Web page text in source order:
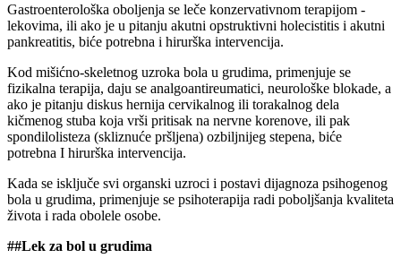
Gastroenterološka oboljenja se leče konzervativnom terapijom -
lekovima, ili ako je u pitanju akutni opstruktivni holecistitis i akutni
pankreatitis, biće potrebna i hirurška intervencija.
Kod mišićno-skeletnog uzroka bola u grudima, primenjuje se
fizikalna terapija, daju se analgoantireumatici, neurološke blokade, a
ako je pitanju diskus hernija cervikalnog ili torakalnog dela
kičmenog stuba koja vrši pritisak na nervne korenove, ili pak
spondilolisteza (skliznuće pršljena) ozbiljnijeg stepena, biće
potrebna I hirurška intervencija.
Kada se isključe svi organski uzroci i postavi dijagnoza psihogenog
bola u grudima, primenjuje se psihoterapija radi poboljšanja kvaliteta
života i rada obolele osobe.
##Lek za bol u grudima